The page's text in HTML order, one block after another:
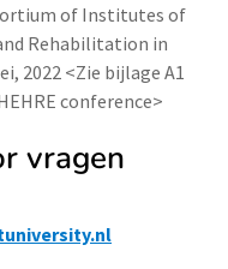
of Institutes of
Rehabilitation in
2022 <Zie bijlage A1
conference>
vragen